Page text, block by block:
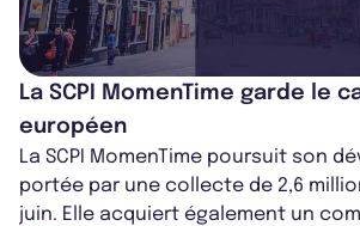
La SCPI MomenTime garde le
européen
La SCPI MomenTime poursuit son
portée par une collecte de 2,6
juin. Elle acquiert également un